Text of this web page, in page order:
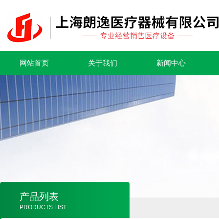
网站首页 关于我们 新闻中心
产品列表
PRODUCTS LIST